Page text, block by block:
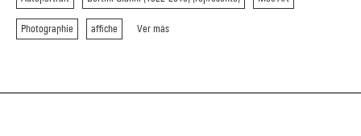
Photographie affiche Ver más